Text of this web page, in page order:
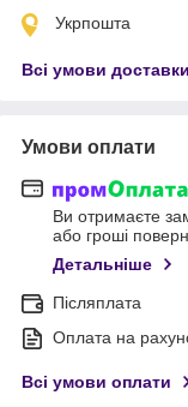
Укрпошта
Всі умови доставки
Умови оплати
Ви отримаєте
або гроші
Детальніше
Післяплата
Оплата на
Всі умови оплати